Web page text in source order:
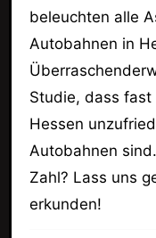
beleuchten alle
Autobahnen in
Studie, dass
Hessen
Autobahnen
Zahl? Lass uns
erkunden!